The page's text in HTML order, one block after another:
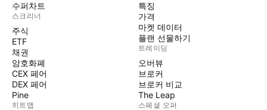
수퍼차트
스크리너
주식
ETF
채권
암호화폐
CEX 페어
DEX 페어
Pine
히트맵
특징
가격
마켓 데이터
플랜 선물하기
트레이딩
오버뷰
브로커
브로커 비교
The Leap
스페셜 오퍼